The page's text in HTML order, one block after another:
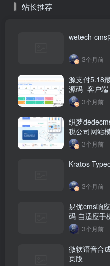
站长推荐
wetech-cms
3个月前
源支付5.18
源码_客户
入（全套版）
3个月前
织梦
税公司网站
3个月前
Kratos
3个月前
易优cms响
码 自适应手
3个月前
微软语音合
页版